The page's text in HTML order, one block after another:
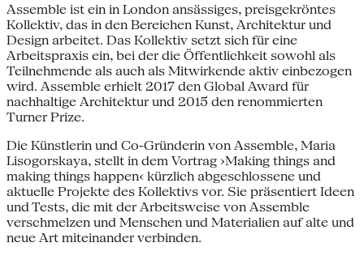
Assemble ist ein in London ansässiges, preisgekröntes
Kollektiv, das in den Bereichen Kunst, Architektur und
Design arbeitet. Das Kollektiv setzt sich für eine
Arbeitspraxis ein, bei der die Öffentlichkeit sowohl als
Teilnehmende als auch als Mitwirkende aktiv einbezogen
wird. Assemble erhielt 2017 den Global Award für
nachhaltige Architektur und 2015 den renommierten
Turner Prize.
Die Künstlerin und Co-Gründerin von Assemble, Maria
Lisogorskaya, stellt in dem Vortrag ›Making things and
making things happen‹ kürzlich abgeschlossene und
aktuelle Projekte des Kollektivs vor. Sie präsentiert Ideen
und Tests, die mit der Arbeitsweise von Assemble
verschmelzen und Menschen und Materialien auf alte und
neue Art miteinander verbinden.